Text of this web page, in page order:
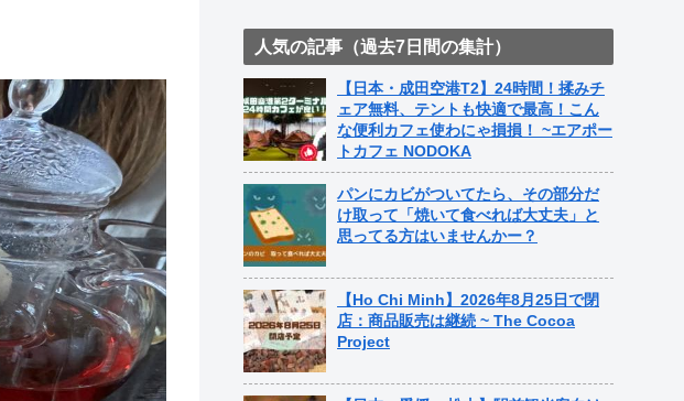
人気の記事（過去7日間の集計）
【日本・成田空港T2】24時間！揉みチ
ェア無料、テントも快適で最高！こん
な便利カフェ使わにゃ損損！ ~エアポー
トカフェ NODOKA
パンにカビがついてたら、その部分だ
け取って「焼いて食べれば大丈夫」と
思ってる方はいませんかー？
【Ho Chi Minh】2026年8月25日で閉
店：商品販売は継続 ~ The Cocoa
Project